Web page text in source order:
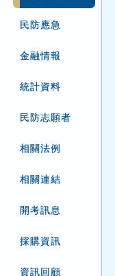
民防應急
金融情報
統計資料
民防志願者
相關法例
相關連結
開考訊息
採購資訊
資訊回顧